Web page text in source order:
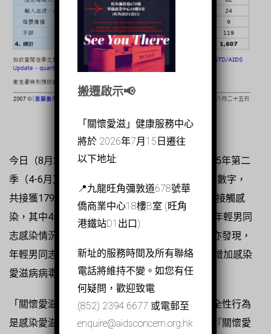
今日（8月25日）衞生署衞生防護中心公佈了2015年第二
季（4-6月）的本地愛滋病病毒感染及愛滋病最新數字，
共接獲179宗感染個案，100宗透過同性或雙性性接觸感
染，其中45宗（45%）為29歲或以下男性，反映年輕男同
志感染情況呈上升趨勢。「關懷愛滋」最新調查亦發現，
年輕男同志（25歲或以下）的安全套使用率低，增加感染
愛滋病病毒風險。
「關懷愛滋」青少年項目經理何冠雄指出，不安全性行為
是感染愛滋病病毒的主要途徑。何冠雄解釋：「『關懷愛
搬遷啟示📢
「關懷愛滋」健康服務中心
將於 2026年7月15日遷往
以下地址:
📍九龍旺角彌敦道678號華
僑商業中心18樓B室 (旺角
港鐵站D1出口)
新址的服務時間及所有聯絡
電話將維持不變。如您有任
何疑問，歡迎致電
(852) 2394 6677 或電郵至
enquire@aidsconcern.org.hk